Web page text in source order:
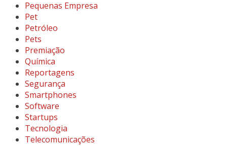
Pequenas Empresa
Pet
Petróleo
Pets
Premiação
Química
Reportagens
Segurança
Smartphones
Software
Startups
Tecnologia
Telecomunicações